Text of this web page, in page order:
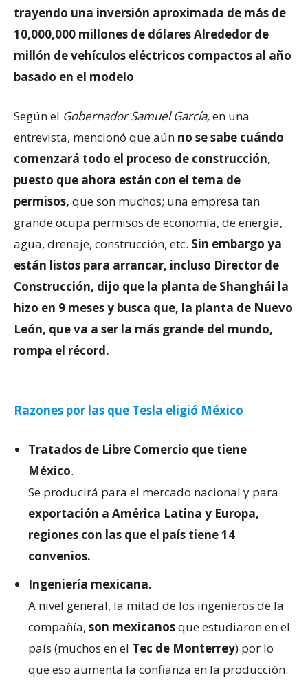
trayendo una inversión aproximada de más de
10,000,000 millones de dólares Alrededor de
millón de vehículos eléctricos compactos al año
basado en el modelo
Según el Gobernador Samuel García,en una
entrevista, mencionó que aún no se sabe cuándo
comenzará todo el proceso de construcción,
puesto que ahora están con el tema de
permisos, que son muchos; una empresa tan
grande ocupa permisos de economía, de energía,
agua, drenaje, construcción, etc. Sin embargo ya
están listos para arrancar, incluso Director de
Construcción, dijo que la planta de Shanghái la
hizo en 9 meses y busca que, la planta de Nuevo
León, que va a ser la más grande del mundo,
rompa el récord.
Razones por las que Tesla eligió México
Tratados de Libre Comercio que tiene
México.
Se producirá para el mercado nacional y para
exportación a América Latina y Europa,
regiones con las que el país tiene 14
convenios.
Ingeniería mexicana.
A nivel general, la mitad de los ingenieros de la
compañía, son mexicanosque estudiaron en el
país (muchos en el Tec de Monterrey) por lo
que eso aumenta la confianza en la producción.